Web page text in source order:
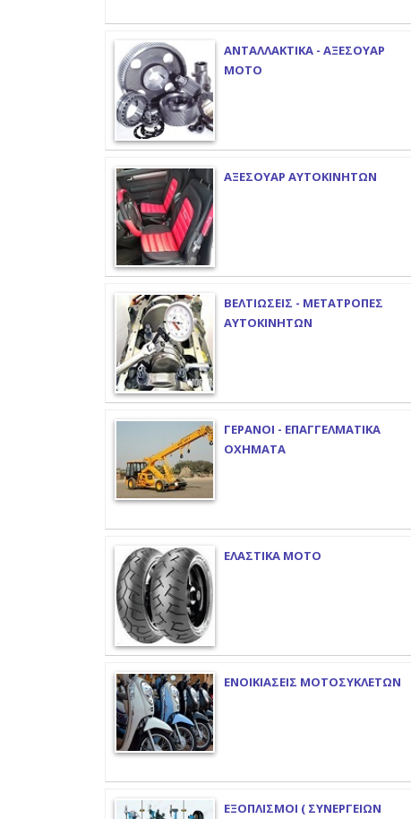
ΑΝΤΑΛΛΑΚΤΙΚΑ - ΑΞΕΣΟΥΑΡ
ΜΟΤΟ
ΑΞΕΣΟΥΑΡ ΑΥΤΟΚΙΝΗΤΩΝ
ΒΕΛΤΙΩΣΕΙΣ - ΜΕΤΑΤΡΟΠΕΣ
ΑΥΤΟΚΙΝΗΤΩΝ
ΓΕΡΑΝΟΙ - ΕΠΑΓΓΕΛΜΑΤΙΚΑ
ΟΧΗΜΑΤΑ
ΕΛΑΣΤΙΚΑ ΜΟΤΟ
ΕΝΟΙΚΙΑΣΕΙΣ ΜΟΤΟΣΥΚΛΕΤΩΝ
ΕΞΟΠΛΙΣΜΟΙ ( ΣΥΝΕΡΓΕΙΩΝ